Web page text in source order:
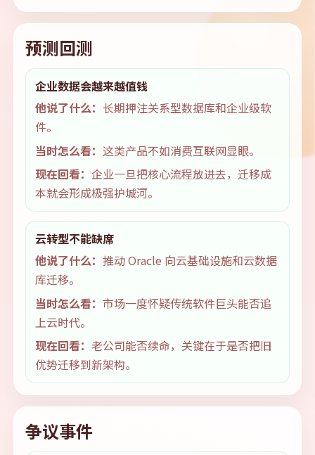
预测回测
企业数据会越来越值钱
他说了什么： 长期押注关系型数据库和企业级软
件。
当时怎么看： 这类产品不如消费互联网显眼。
现在回看： 企业一旦把核心流程放进去，迁移成
本就会形成极强护城河。
云转型不能缺席
他说了什么： 推动 Oracle 向云基础设施和云数据
库迁移。
当时怎么看： 市场一度怀疑传统软件巨头能否追
上云时代。
现在回看： 老公司能否续命，关键在于是否把旧
优势迁移到新架构。
争议事件